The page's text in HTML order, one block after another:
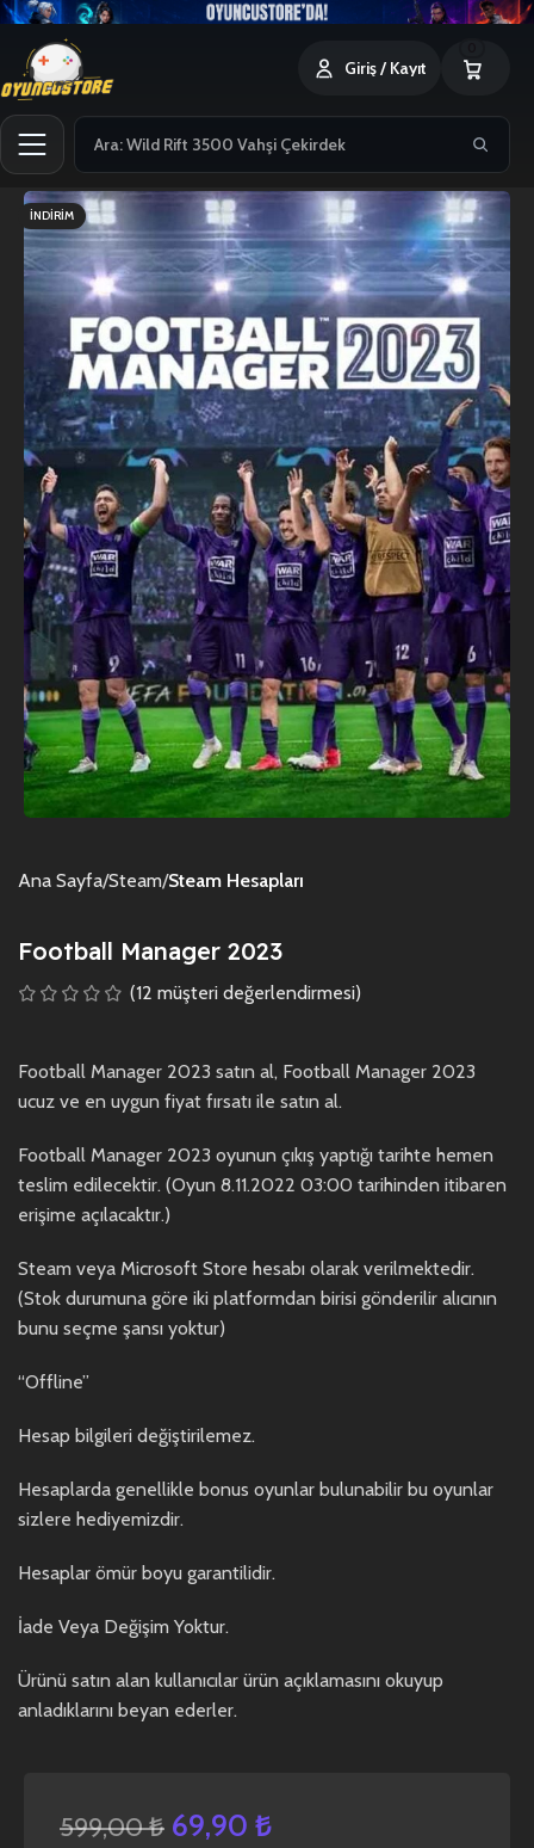
Giriş / Kayıt
İNDIRIM
Ana Sayfa Steam Steam Hesapları
Football Manager 2023
(12 müşteri değerlendirmesi)
Football Manager 2023 satın al, Football Manager 2023
ucuz ve en uygun fiyat fırsatı ile satın al.
Football Manager 2023 oyunun çıkış yaptığı tarihte hemen
teslim edilecektir. (Oyun 8.11.2022 03:00 tarihinden itibaren
erişime açılacaktır.)
Steam veya Microsoft Store hesabı olarak verilmektedir.
(Stok durumuna göre iki platformdan birisi gönderilir alıcının
bunu seçme şansı yoktur)
“Offline”
Hesap bilgileri değiştirilemez.
Hesaplarda genellikle bonus oyunlar bulunabilir bu oyunlar
sizlere hediyemizdir.
Hesaplar ömür boyu garantilidir.
İade Veya Değişim Yoktur.
Ürünü satın alan kullanıcılar ürün açıklamasını okuyup
anladıklarını beyan ederler.
599,00₺ 69,90 ₺